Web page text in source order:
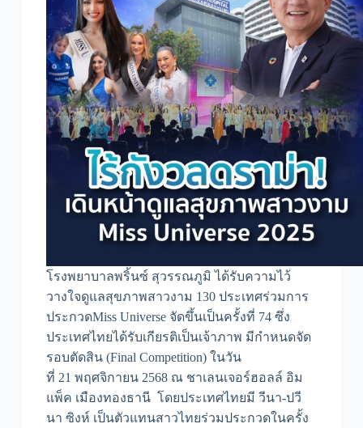
โรงพยาบาลพริ้นซ์ สุวรรณภูมิ ได้รับความไว้
วางใจดูแลสุขภาพสาวงาม 130 ประเทศร่วมการ
ประกวดMiss Universe จัดขึ้นเป็นครั้งที่ 74 ซึ่ง
ประเทศไทยได้รับเกียรติเป็นเจ้าภาพ มีกำหนดจัด
รอบตัดสิน (Final Competition) ในวัน
ที่ 21 พฤศจิกายน 2568 ณ ชาเลนเจอร์ฮอลล์ อิม
แพ็ค เมืองทองธานี โดยประเทศไทยมี วีนา-ปวี
นา ซิงห์ เป็นตัวแทนสาวไทยร่วมประกวดในครั้ง